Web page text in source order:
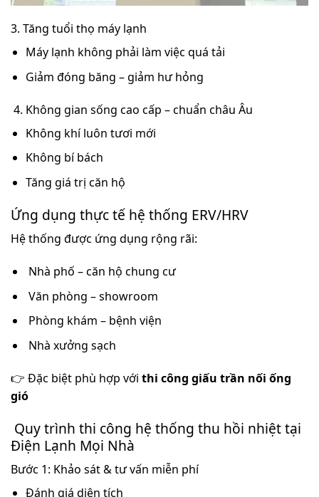
3. Tăng tuổi thọ máy lạnh
Máy lạnh không phải làm việc quá tải
Giảm đóng băng – giảm hư hỏng
4. Không gian sống cao cấp – chuẩn châu Âu
Không khí luôn tươi mới
Không bí bách
Tăng giá trị căn hộ
Ứng dụng thực tế hệ thống ERV/HRV
Hệ thống được ứng dụng rộng rãi:
Nhà phố – căn hộ chung cư
Văn phòng – showroom
Phòng khám – bệnh viện
Nhà xưởng sạch
👉 Đặc biệt phù hợp với thi công giấu trần nối ống
gió
Quy trình thi công hệ thống thu hồi nhiệt tại
Điện Lạnh Mọi Nhà
Bước 1: Khảo sát & tư vấn miễn phí
Đánh giá diện tích